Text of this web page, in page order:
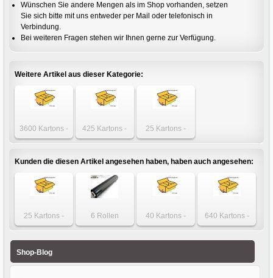
Wünschen Sie andere Mengen als im Shop vorhanden, setzen
Sie sich bitte mit uns entweder per Mail oder telefonisch in
Verbindung.
Bei weiteren Fragen stehen wir Ihnen gerne zur Verfügung.
Weitere Artikel aus dieser Kategorie:
3600 Kartons -
Innenmaß Karton
100mm
425 Kartons -
Innenmaß Karton
100mm
25 Kartons -
Innenmaß Karton
100mm
Kunden die diesen Artikel angesehen haben, haben auch angesehen:
25 Kartons -
Karton 330 x 240
einwellig
6 Rollen
schwarze
40 Kartons -
Karton 610 x 375
640 Kartons -
Karton 350 x 300
Shop-Blog